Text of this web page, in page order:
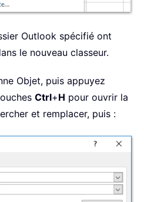
Outlook spécifié ont
le nouveau classeur.
Objet, puis appuyez
Ctrl+H pour ouvrir la
et remplacer, puis :